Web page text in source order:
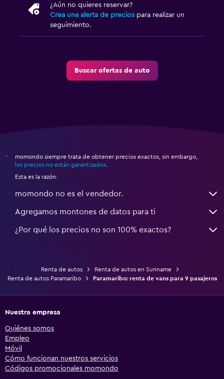
¿Aún no quieres reservar?
Crea una alerta de precios para realizar un
seguimiento.
Buscar ofertas de auto
*
momondo siempre trata de obtener precios exactos, sin embargo,
los precios no están garantizados.
Esta es la razón:
momondo no es el vendedor.
Agregamos montones de datos para ti
¿Por qué los precios no son 100% exactos?
Renta de autos
Renta de autos en Suriname
Renta de autos Paramaribo
Paramaribo: renta de vans para 9 pasajeros
Nuestra empresa
Quiénes somos
Empleo
Móvil
Cómo funcionan nuestros servicios
Códigos promocionales momondo